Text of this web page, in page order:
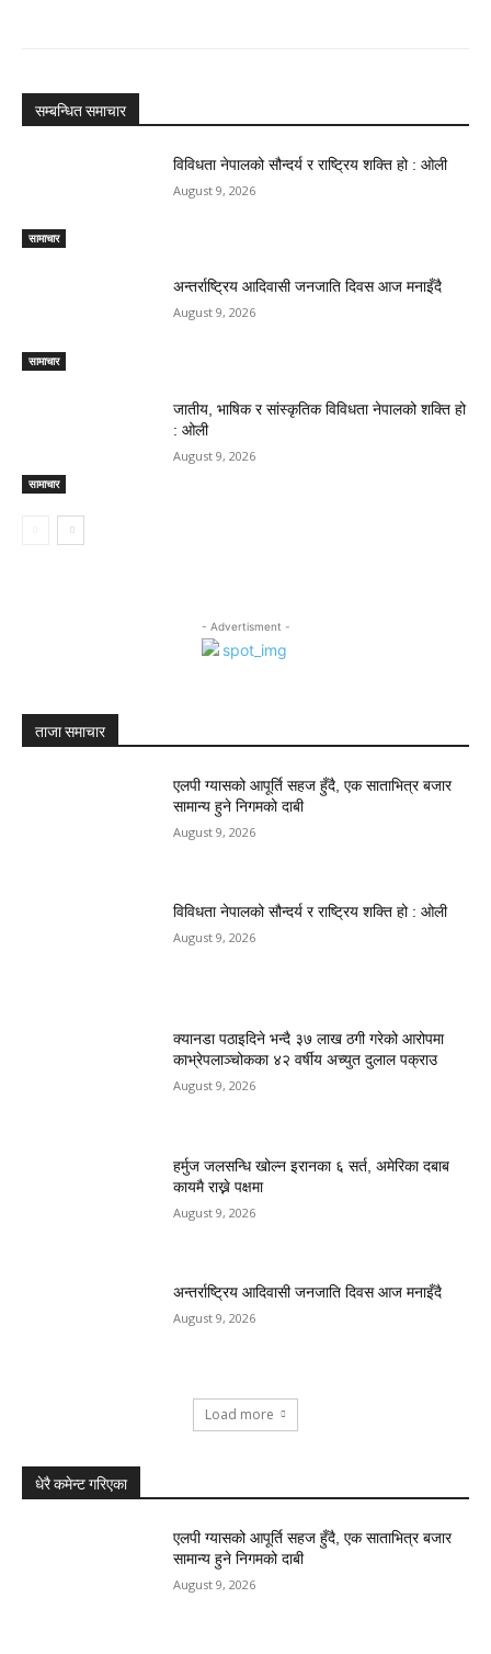
सम्बन्धित समाचार
सामाचार
विविधता नेपालको सौन्दर्य र राष्ट्रिय शक्ति हो : ओली
August 9, 2026
सामाचार
अन्तर्राष्ट्रिय आदिवासी जनजाति दिवस आज मनाइँदै
August 9, 2026
सामाचार
जातीय, भाषिक र सांस्कृतिक विविधता नेपालको शक्ति हो
: ओली
August 9, 2026
- Advertisment -
ताजा समाचार
एलपी ग्यासको आपूर्ति सहज हुँदै, एक साताभित्र बजार
सामान्य हुने निगमको दाबी
August 9, 2026
विविधता नेपालको सौन्दर्य र राष्ट्रिय शक्ति हो : ओली
August 9, 2026
क्यानडा पठाइदिने भन्दै ३७ लाख ठगी गरेको आरोपमा
काभ्रेपलाञ्चोकका ४२ वर्षीय अच्युत दुलाल पक्राउ
August 9, 2026
हर्मुज जलसन्धि खोल्न इरानका ६ सर्त, अमेरिका दबाब
कायमै राख्ने पक्षमा
August 9, 2026
अन्तर्राष्ट्रिय आदिवासी जनजाति दिवस आज मनाइँदै
August 9, 2026
Load more
धेरै कमेन्ट गरिएका
एलपी ग्यासको आपूर्ति सहज हुँदै, एक साताभित्र बजार
सामान्य हुने निगमको दाबी
August 9, 2026